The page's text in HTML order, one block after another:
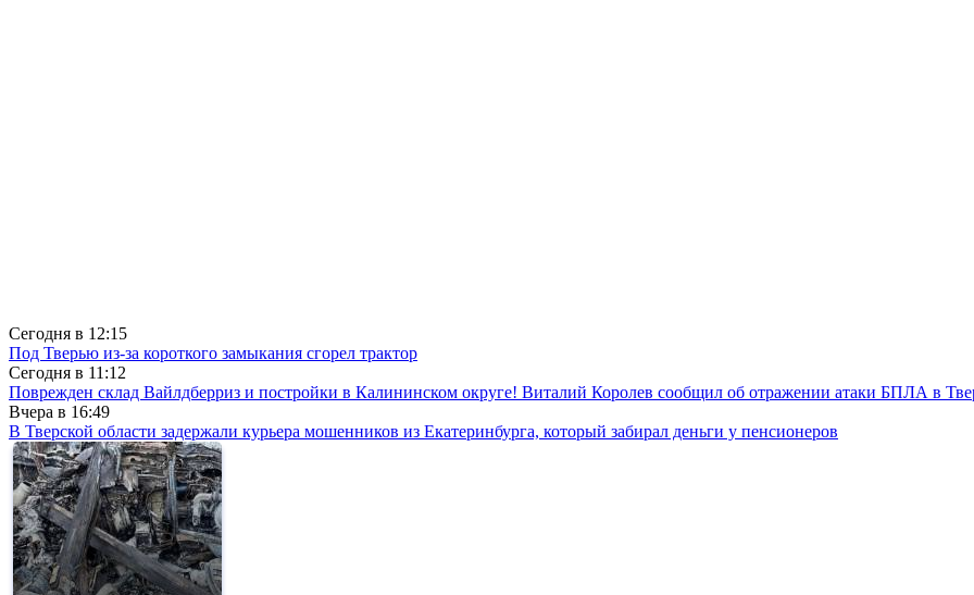
Сегодня в 12:15
Под Тверью из-за короткого замыкания сгорел трактор
Сегодня в 11:12
Поврежден склад Вайлдберриз и постройки в Калининском округе! Виталий Королев сообщил об отражении атаки БПЛА в
Вчера в 16:49
В Тверской области задержали курьера мошенников из Екатеринбурга, который забирал деньги у пенсионеров